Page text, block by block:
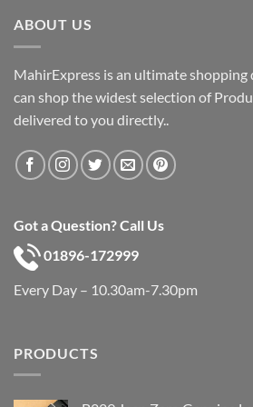
ABOUT US
MahirExpress is an ultimate
can shop the widest selection of
delivered to you directly..
Got a Question? Call Us
01896-172999
Every Day – 10.30am-7.30pm
PRODUCTS